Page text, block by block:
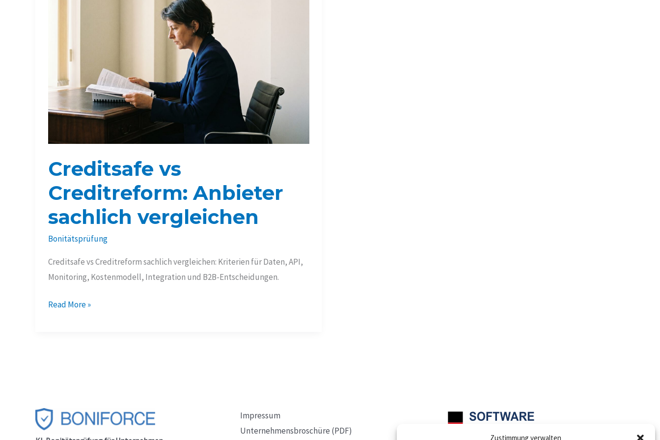
Zustimmung verwalten
Creditsafe vs
Creditreform: Anbieter
sachlich vergleichen
Bonitätsprüfung
Creditsafe vs Creditreform sachlich vergleichen: Kriterien für Daten, API,
Monitoring, Kostenmodell, Integration und B2B-Entscheidungen.
Creditsafe
Read More »
Impressum
Unternehmensbroschüre (PDF)